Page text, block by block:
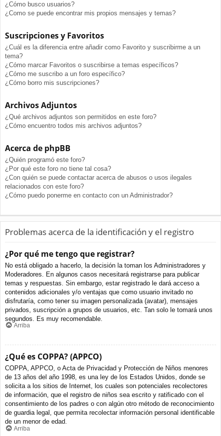
¿Cómo busco usuarios?
¿Como se puede encontrar mis propios mensajes y temas?
Suscripciones y Favoritos
¿Cuál es la diferencia entre añadir como Favorito y suscribirme a un
tema?
¿Cómo marcar Favoritos o suscribirse a temas específicos?
¿Cómo me suscribo a un foro específico?
¿Cómo borro mis suscripciones?
Archivos Adjuntos
¿Qué archivos adjuntos son permitidos en este foro?
¿Cómo encuentro todos mis archivos adjuntos?
Acerca de phpBB
¿Quién programó este foro?
¿Por qué este foro no tiene tal cosa?
¿Con quién se puede contactar acerca de abusos o usos ilegales
relacionados con este foro?
¿Cómo puedo ponerme en contacto con un Administrador?
Problemas acerca de la identificación y el registro
¿Por qué me tengo que registrar?
No está obligado a hacerlo, la decisión la toman los Administradores y
Moderadores. En algunos casos necesitará registrarse para publicar
temas y respuestas. Sin embargo, estar registrado le dará acceso a
contenidos adicionales y/o ventajas que como usuario invitado no
disfrutaría, como tener su imagen personalizada (avatar), mensajes
privados, suscripción a grupos de usuarios, etc. Tan solo le tomará unos
segundos. Es muy recomendable.
Arriba
¿Qué es COPPA? (APPCO)
COPPA, APPCO, o Acta de Privacidad y Protección de Niños menores
de 13 años del año 1998, es una ley de los Estados Unidos, donde se
solicita a los sitios de Internet, los cuales son potenciales recolectores
de información, que el registro de niños sea escrito y ratificado con el
consentimiento de los padres o con algún otro método de reconocimiento
de guardia legal, que permita recolectar información personal identificable
de un menor de edad.
Arriba